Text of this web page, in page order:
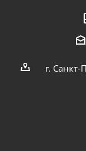
г. Санкт-